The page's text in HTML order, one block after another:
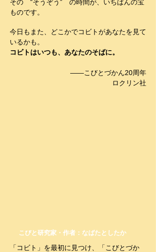
その “そうぞう” の時間が、いちばんの宝
ものです。
今日もまた、どこかでコビトがあなたを見て
いるかも。
コビトはいつも、あなたのそばに。
——こびとづかん20周年
ロクリン社
こびと研究家・作者：なばたとしたか
「コビト」を最初に見つけ、「こびとづか